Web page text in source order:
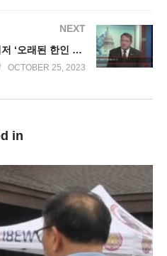
NEXT
팻 헤리티 스프링필드 슈퍼바이저 ‘오래된 한인 친구로서 한인이슈 해결에 앞장’
OCTOBER 25, 2023
in